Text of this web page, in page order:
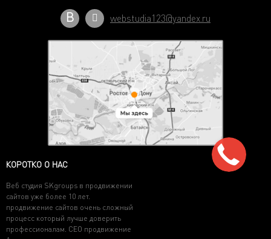
В webstudia123@yandex.ru
КОРОТКО О НАС
Веб студия SKgroups в продвижении
сайтов уже более 10 лет.
продвижение сайтов очень сложный
процесс который лучше доверить
профессионалам. СЕО продвижение